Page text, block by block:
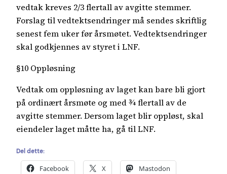
vedtak kreves 2/3 flertall av avgitte stemmer.
Forslag til vedtektsendringer må sendes skriftlig
senest fem uker før årsmøtet. Vedtektsendringer
skal godkjennes av styret i LNF.
§10 Oppløsning
Vedtak om oppløsning av laget kan bare bli gjort
på ordinært årsmøte og med ¾ flertall av de
avgitte stemmer. Dersom laget blir oppløst, skal
eiendeler laget måtte ha, gå til LNF.
Del dette:
Facebook X Mastodon